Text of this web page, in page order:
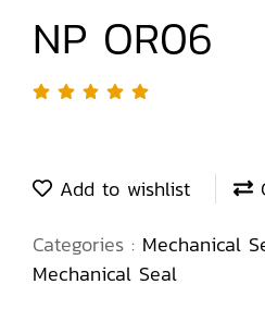
NP OR06
Add to wishlist
Categories : Mechanical
Mechanical Seal